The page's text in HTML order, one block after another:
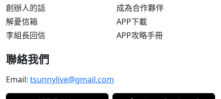
創辦人的話
解憂信箱
李組長回信
成為合作夥伴
APP下載
APP攻略手冊
聯絡我們
Email: tsunnylive@gmail.com